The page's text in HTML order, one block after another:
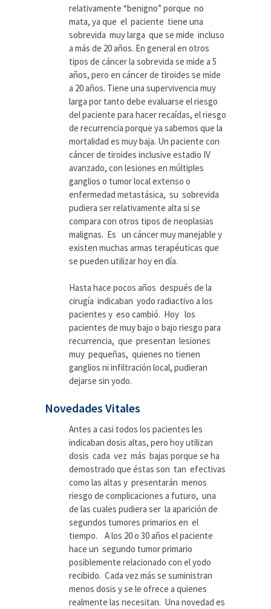
relativamente “benigno” porque no
mata, ya que el paciente tiene una
sobrevida muy larga que se mide incluso
a más de 20 años. En general en otros
tipos de cáncer la sobrevida se mide a 5
años, pero en cáncer de tiroides se mide
a 20 años. Tiene una supervivencia muy
larga por tanto debe evaluarse el riesgo
del paciente para hacer recaídas, el riesgo
de recurrencia porque ya sabemos que la
mortalidad es muy baja. Un paciente con
cáncer de tiroides inclusive estadio IV
avanzado, con lesiones en múltiples
ganglios o tumor local extenso o
enfermedad metastásica, su sobrevida
pudiera ser relativamente alta si se
compara con otros tipos de neoplasias
malignas. Es un cáncer muy manejable y
existen muchas armas terapéuticas que
se pueden utilizar hoy en día.
Hasta hace pocos años después de la
cirugía indicaban yodo radiactivo a los
pacientes y eso cambió. Hoy los
pacientes de muy bajo o bajo riesgo para
recurrencia, que presentan lesiones
muy pequeñas, quienes no tienen
ganglios ni infiltración local, pudieran
dejarse sin yodo.
Novedades Vitales
Antes a casi todos los pacientes les
indicaban dosis altas, pero hoy utilizan
dosis cada vez más bajas porque se ha
demostrado que éstas son tan efectivas
como las altas y presentarán menos
riesgo de complicaciones a futuro, una
de las cuales pudiera ser la aparición de
segundos tumores primarios en el
tiempo. A los 20 o 30 años el paciente
hace un segundo tumor primario
posiblemente relacionado con el yodo
recibido. Cada vez más se suministran
menos dosis y se le ofrece a quienes
realmente las necesitan. Una novedad es